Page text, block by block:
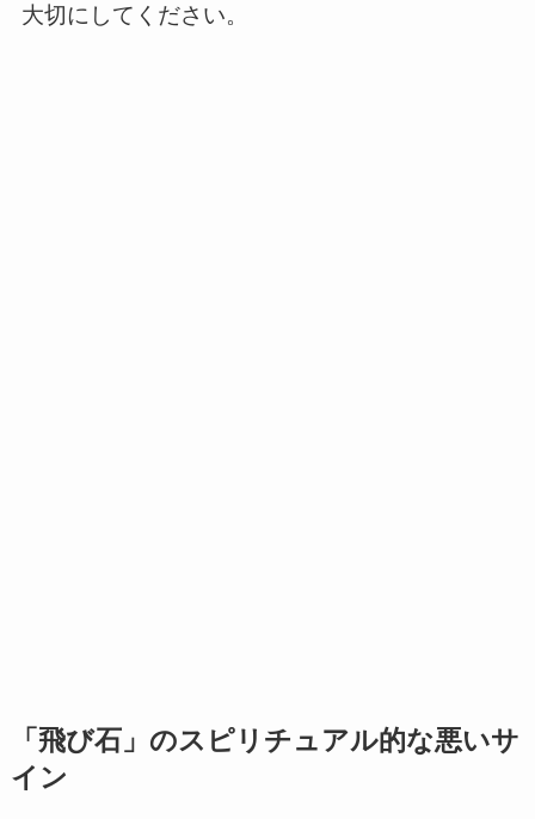
大切にしてください。
「飛び石」のスピリチュアル的な悪いサ
イン